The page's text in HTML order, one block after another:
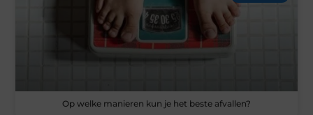
Op welke manieren kun je het beste afvallen?